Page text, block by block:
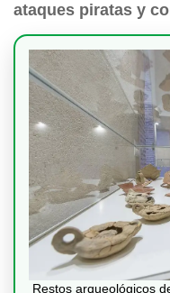
ataques piratas y
Restos arqueológicos